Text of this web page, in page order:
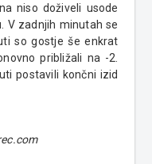
niso doživeli usode
V zadnjih minutah se
so gostje še enkrat
približali na -2.
postavili končni izid